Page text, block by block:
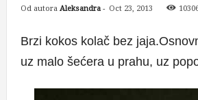
Od autora Aleksandra- Oct 23, 2013
Brzi kokos kolač bez
uz malo šećera u prahu, uz